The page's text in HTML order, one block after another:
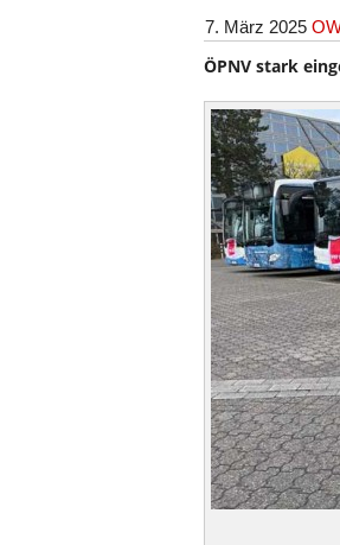
7. März 2025
ÖPNV stark